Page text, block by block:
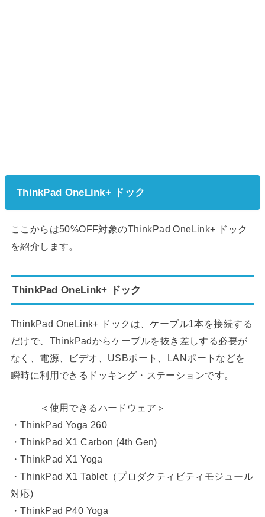
ThinkPad OneLink+ ドック
ここからは50%OFF対象のThinkPad OneLink+ ドック
を紹介します。
ThinkPad OneLink+ ドック
ThinkPad OneLink+ ドックは、ケーブル1本を接続する
だけで、ThinkPadからケーブルを抜き差しする必要が
なく、電源、ビデオ、USBポート、LANポートなどを
瞬時に利用できるドッキング・ステーションです。
＜使用できるハードウェア＞
・ThinkPad Yoga 260
・ThinkPad X1 Carbon (4th Gen)
・ThinkPad X1 Yoga
・ThinkPad X1 Tablet（プロダクティビティモジュール
対応)
・ThinkPad P40 Yoga